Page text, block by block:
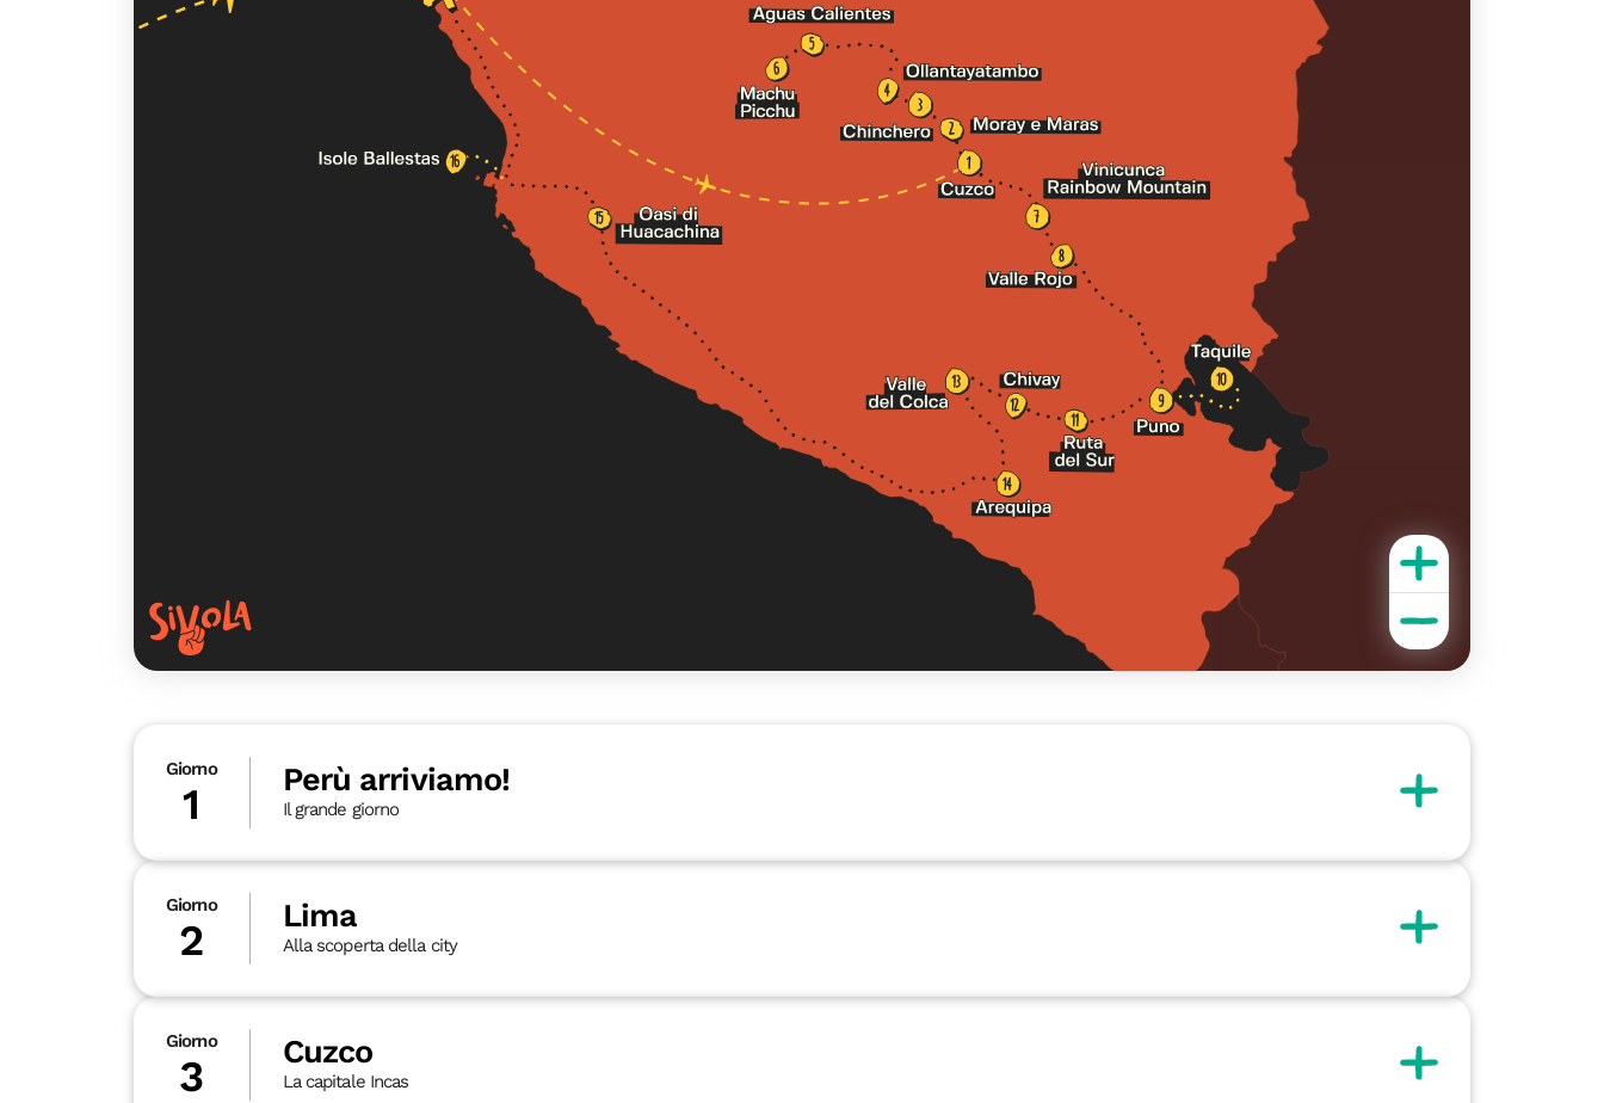
Giorno
1 Perù arriviamo!
Il grande giorno
Giorno
2 Lima
Alla scoperta della city
Giorno
3 Cuzco
La capitale Incas